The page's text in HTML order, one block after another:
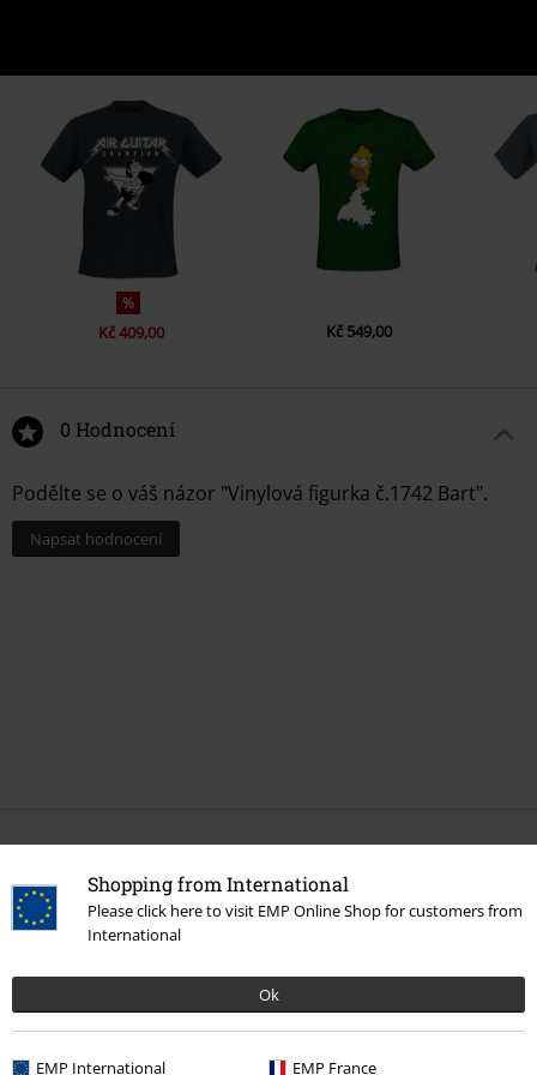
Shopping from International
Please click here to visit EMP Online Shop for customers from
International
Ok
EMP International EMP France
%
Kč 409,00 Kč 549,00
0 Hodnocení
Podělte se o váš názor "Vinylová figurka č.1742 Bart".
Napsat hodnocení
Výprodej % Zboží pro domácnost Figurky Funko Pop!